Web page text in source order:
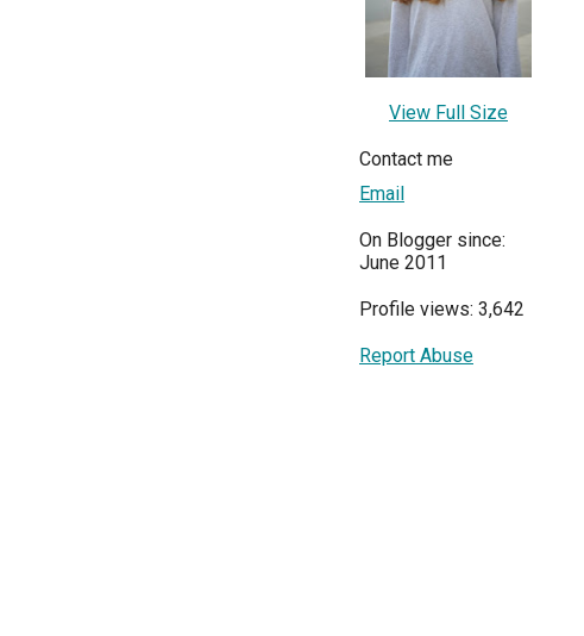
View Full Size
Contact me
Email
On Blogger since:
June 2011
Profile views: 3,642
Report Abuse